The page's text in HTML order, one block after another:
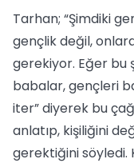
Tarhan; “Şimdiki
gençlik değil,
gerekiyor. Eğer bu
babalar, gençleri
iter” diyerek bu
anlatıp, kişiliğini
gerektiğini söyledi.